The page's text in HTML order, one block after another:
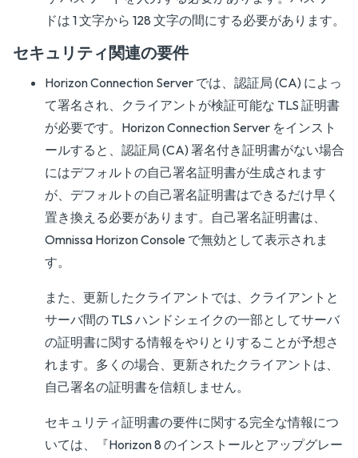
ドは 1 文字から 128 文字の間にする必要があります。
セキュリティ関連の要件
Horizon Connection Server では、認証局 (CA) によっ
て署名され、クライアントが検証可能な TLS 証明書
が必要です。Horizon Connection Server をインスト
ールすると、認証局 (CA) 署名付き証明書がない場合
にはデフォルトの自己署名証明書が生成されます
が、デフォルトの自己署名証明書はできるだけ早く
置き換える必要があります。自己署名証明書は、
Omnissa Horizon Console で無効として表示されま
す。
また、更新したクライアントでは、クライアントと
サーバ間の TLS ハンドシェイクの一部としてサーバ
の証明書に関する情報をやりとりすることが予想さ
れます。多くの場合、更新されたクライアントは、
自己署名の証明書を信頼しません。
セキュリティ証明書の要件に関する完全な情報につ
いては、『Horizon 8 のインストールとアップグレー